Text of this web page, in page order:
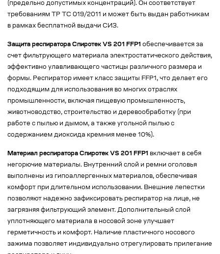
(предельно допустимых концентраций). Он соответствует
требованиям ТР ТС 019/2011 и может быть выдан работникам
в рамках бесплатной выдачи СИЗ.
Защита респиратора Спиротек VS 201 FFP1 обеспечивается за
счет фильтрующего материала электростатического действия,
эффективно улавливающего частицы различного размера и
формы. Респиратор имеет класс защиты FFP1, что делает его
подходящим для использования во многих отраслях
промышленности, включая пищевую промышленность,
животноводство, строительство и деревообработку (при
работе с пылью и дымом, а также угольной пылью с
содержанием диоксида кремния менее 10%).
Материал респиратора Спиротек VS 201 FFP1 включает в себя
негорючие материалы. Внутренний слой и ремни оголовья
выполнены из гипоаллергенных материалов, обеспечивая
комфорт при длительном использовании. Внешние лепестки
позволяют надежно зафиксировать респиратор на лице, не
загрязняя фильтрующий элемент. Дополнительный слой
уплотняющего материала в носовой зоне улучшает
герметичность и комфорт. Наличие пластичного носового
зажима позволяет индивидуально отрегулировать прилегание